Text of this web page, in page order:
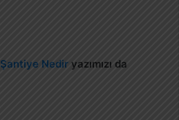
Şantiye Nedir yazımızı da